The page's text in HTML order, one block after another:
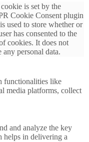
is set by the
Cookie Consent plugin
used to store whether or
has consented to the
cookies. It does not
any personal data.
functionalities like
media platforms, collect
and analyze the key
helps in delivering a